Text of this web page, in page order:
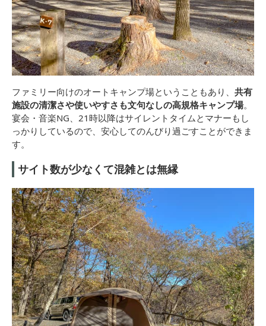
ファミリー向けのオートキャンプ場ということもあり、 共有
施設の清潔さや使いやすさも文句なしの高規格キャンプ場。
宴会・音楽NG、21時以降はサイレントタイムとマナーもし
っかりしているので、安心してのんびり過ごすことができま
す。
サイト数が少なくて混雑とは無縁